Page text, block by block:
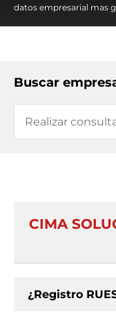
datos empresarial mas
Buscar
CIMA
¿Registro